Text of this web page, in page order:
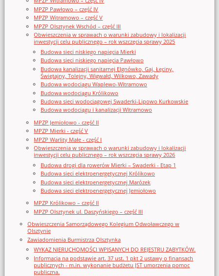
MPZP Pawłowo – część IV
MPZP Witramowo – część V
MPZP Olsztynek Wschód – część III
Obwieszczenia w sprawach o warunki zabudowy i lokalizacji
inwestycji celu publicznego – rok wszczęcia sprawy 2025
Budowa sieci niskiego napięcia Mierki
Budowa sieci niskiego napięcia Pawłowo
Budowa kanalizacji sanitarnej Elgnówko, Gaj, Łęciny,
Świętajny, Tolejny, Wigwałd, Wilkowo, Zawady
Budowa wodociągu Waplewo-Witramowo
Budowa wodociągu Królikowo
Budowa sieci wodociągowej Swaderki-Lipowo Kurkowskie
Budowa wodociągu i kanalizacji Witramowo
MPZP Jemiołowo - część II
MPZP Mierki - część V
MPZP Warlity Małe - część I
Obwieszczenia w sprawach o warunki zabudowy i lokalizacji
inwestycji celu publicznego – rok wszczęcia sprawy 2026
Budowa drogi dla rowerów Mierki – Swaderki - Etap 1
Budowa sieci elektroenergetycznej Królikowo
Budowa sieci elektroenergetycznej Marózek
Budowa sieci elektroenergetycznej Jemiołowo
MPZP Królikowo – część II
MPZP Olsztynek ul. Daszyńskiego – część III
Obwieszczenia Samorządowego Kolegium Odwoławczego w
Olsztynie
Zawiadomienia Burmistrza Olsztynka
WYKAZ NIERUCHOMOŚCI WPISANYCH DO REJESTRU ZABYTKÓW.
Informacja na podstawie art. 37 ust. 1 pkt 2 ustawy o finansach
publicznych - m.in. wykonanie budżetu JST umorzenia pomoc
publiczna.